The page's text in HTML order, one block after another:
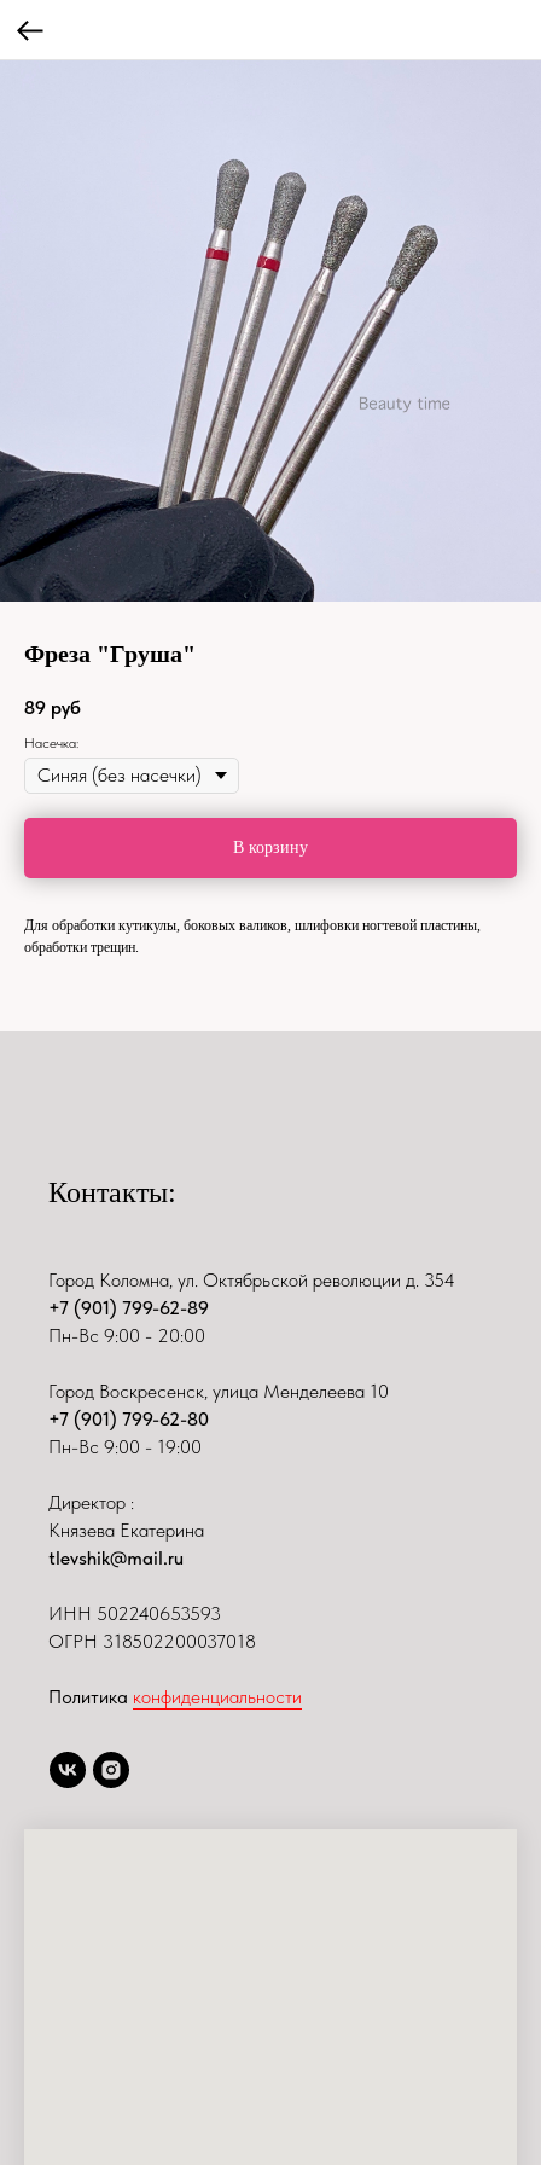
Фреза "Груша"
89 руб
Насечка:
В корзину
Для обработки кутикулы, боковых валиков, шлифовки ногтевой пластины,
обработки трещин.
Контакты:
Город Коломна, ул. Октябрьской революции д. 354
+7 (901) 799-62-89
Пн-Вс 9:00 - 20:00
Город Воскресенск, улица Менделеева 10
+7 (901) 799-62-80
Пн-Вс 9:00 - 19:00
Директор :
Князева Екатерина
tlevshik@mail.ru
ИНН 502240653593
ОГРН 318502200037018
Политика конфиденциальности